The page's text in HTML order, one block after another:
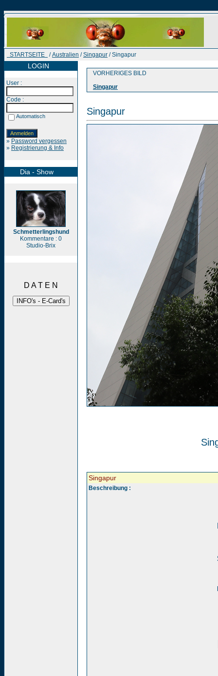
STARTSEITE /Australien /Singapur / Singapur
LOGIN
User :
Code :
Automatisch
» Password vergessen
» Registrierung & Info
Dia - Show
Schmetterlingshund
Kommentare : 0
Studio-Brix
D A T E N
VORHERIGES BILD
Singapur
Singapur
Singapur
Beschreibung :